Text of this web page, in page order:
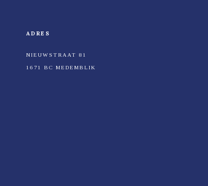
ADRES
NIEUWSTRAAT 81
1671 BC MEDEMBLIK